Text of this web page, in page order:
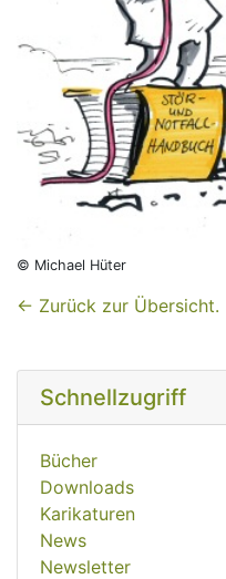
© Michael Hüter
← Zurück zur Übersicht.
Schnellzugriff
Bücher
Downloads
Karikaturen
News
Newsletter